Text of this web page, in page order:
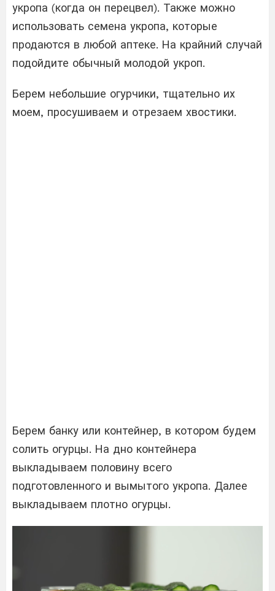
укропа (когда он перецвел). Также можно
использовать семена укропа, которые
продаются в любой аптеке. На крайний случай
подойдите обычный молодой укроп.
Берем небольшие огурчики, тщательно их
моем, просушиваем и отрезаем хвостики.
Берем банку или контейнер, в котором будем
солить огурцы. На дно контейнера
выкладываем половину всего
подготовленного и вымытого укропа. Далее
выкладываем плотно огурцы.